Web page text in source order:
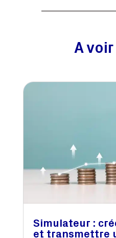
A
Simulateur :
et transmettre